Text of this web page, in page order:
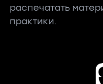
распечатать
практики.